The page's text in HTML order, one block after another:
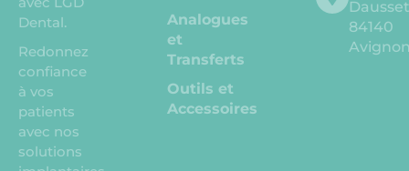
Dental.
Redonnez
confiance
à vos
patients
avec nos
solutions
Analogues
et
Transferts
Outils et
Accessoires
84140